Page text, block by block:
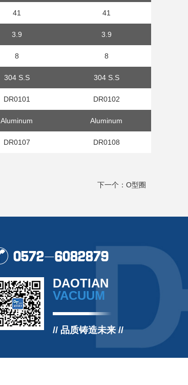
41 41
3.9 3.9
8 8
304 S.S 304 S.S
DR0101 DR0102
Aluminum Aluminum
DR0107 DR0108
下一个：O型圈
0572-6082879
DAOTIAN
VACUUM
// 品质铸造未来 //